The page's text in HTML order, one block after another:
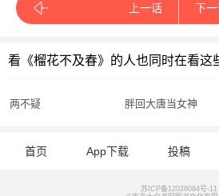
上一话 下
看《榴花不及春》的人也同时在看这
两不疑 胖回大唐当女神
首页 App下载 投稿
苏ICP备12028084号-11